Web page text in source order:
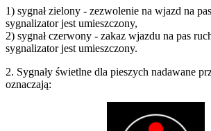
1) sygnał zielony - zezwolenie na wjazd na
sygnalizator jest umieszczony,
2) sygnał czerwony - zakaz wjazdu na pas
sygnalizator jest umieszczony.
2. Sygnały świetlne dla pieszych nadawane
oznaczają: